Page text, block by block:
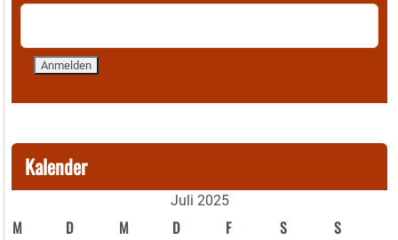
Kalender
Juli 2025
M D M D F S S